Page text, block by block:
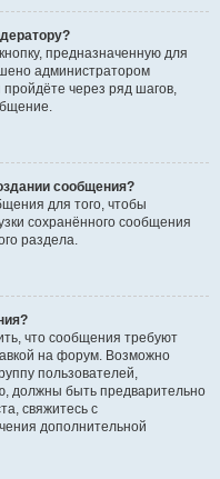
предназначенную для
администратором
через ряд шагов,
сообщения?
для того, чтобы
сохранённого сообщения
раздела.
что сообщения требуют
на форум. Возможно
пользователей,
должны быть предварительно
свяжитесь с
дополнительной